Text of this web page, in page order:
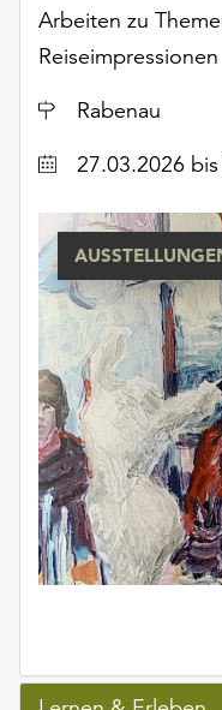
Arbeiten zu
Reiseimpressionen
Ort
Rabenau
Datum27.03.2026